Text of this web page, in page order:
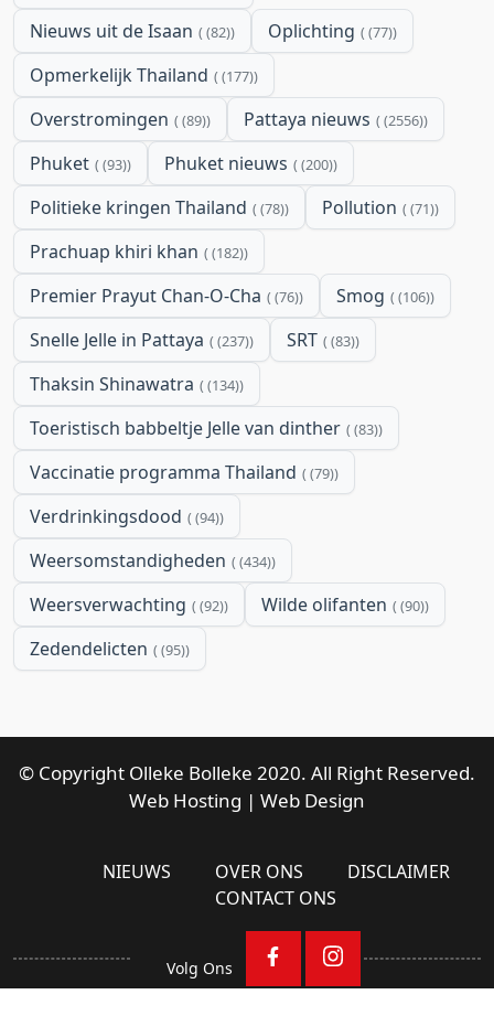
Nieuws uit de Isaan (82) Oplichting (77)
Opmerkelijk Thailand (177)
Overstromingen (89) Pattaya nieuws (2556)
Phuket (93) Phuket nieuws (200)
Politieke kringen Thailand (78) Pollution (71)
Prachuap khiri khan (182)
Premier Prayut Chan-O-Cha (76) Smog (106)
Snelle Jelle in Pattaya (237) SRT (83)
Thaksin Shinawatra (134)
Toeristisch babbeltje Jelle van dinther (83)
Vaccinatie programma Thailand (79)
Verdrinkingsdood (94)
Weersomstandigheden (434)
Weersverwachting (92) Wilde olifanten (90)
Zedendelicten (95)
© Copyright Olleke Bolleke 2020. All Right Reserved.
Web Hosting | Web Design
NIEUWS OVER ONS
DISCLAIMER
CONTACT ONS
Volg Ons